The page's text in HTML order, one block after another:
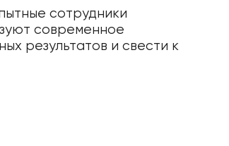
сотрудники
современное
результатов и свести к